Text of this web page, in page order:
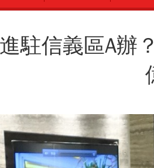
駐信義區A辦